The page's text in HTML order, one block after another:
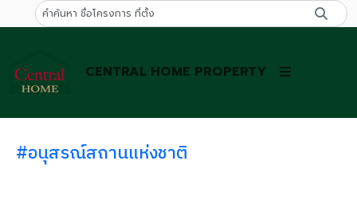
CENTRAL HOME PROPERTY
#อนุสรณ์สถานแห่งชาติ